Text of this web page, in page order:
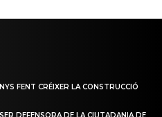
FENT CRÉIXER LA CONSTRUCCIÓ
DEFENSORA DE LA CIUTADANIA DE